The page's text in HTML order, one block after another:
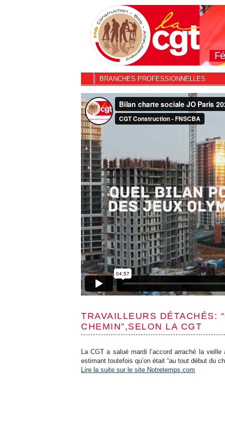
BRANCHES PROFESSIONNELLES
TRAVAILLEURS DÉTACHÉS:
CHEMIN”,SELON LA CGT
La CGT a salué mardi l’accord arraché la
estimant toutefois qu’on était “au tout début du
Lire la suite sur le site Notretemps.com